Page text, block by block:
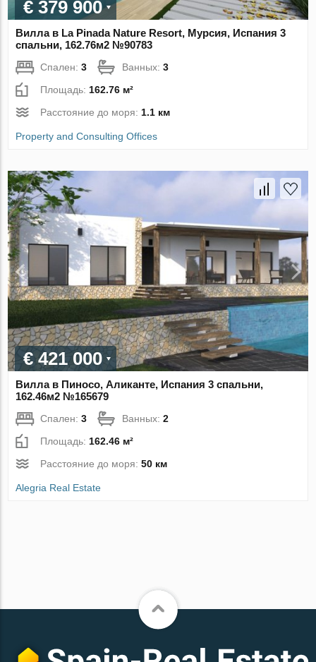
€ 379 900
Вилла в La Pinada Nature Resort, Мурсия, Испания 3
спальни, 162.76м2 №90783
Спален:3 Ванных:3
Площадь: 162.76 м²
Расстояние до моря: 1.1 км
Property and Consulting Offices
€ 421 000
Вилла в Пиносо, Аликанте, Испания 3 спальни,
162.46м2 №165679
Спален:3 Ванных:2
Площадь: 162.46 м²
Расстояние до моря:50 км
Alegria Real Estate